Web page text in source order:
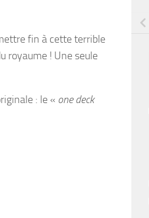
fin à cette terrible
royaume ! Une seule
: le « one deck